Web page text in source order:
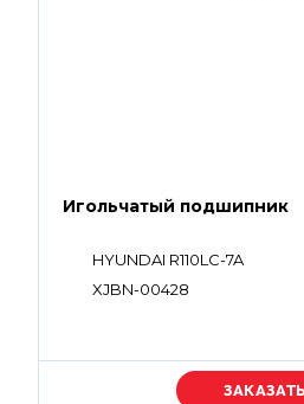
Игольчатый подшипник
HYUNDAI R110LC-7A
XJBN-00428
Уточняйте